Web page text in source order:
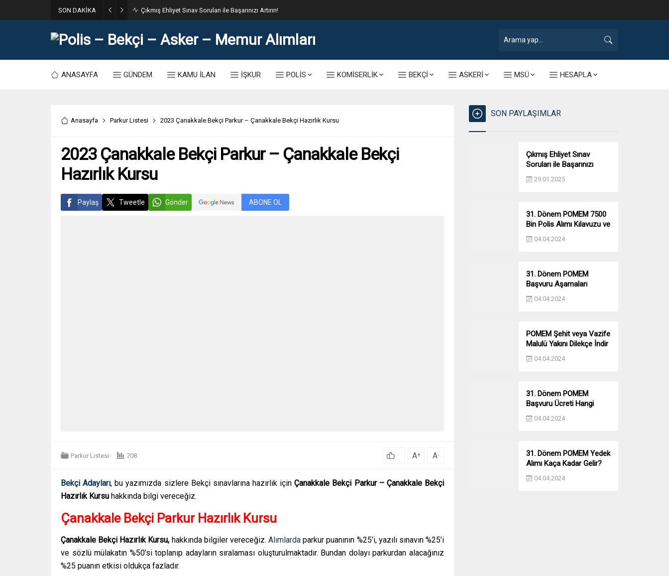
SON DAKİKA 31. Dönem POMEM 7500 Bin Polis Alımı Kılavuzu ve Başvuru Ekranı
ANASAYFA GÜNDEM KAMU İLAN İŞKUR POLİS KOMİSERLİK BEKÇİ ASKERİ MSÜ HESAPLA
Anasayfa Parkur Listesi 2023 Çanakkale Bekçi Parkur – Çanakkale Bekçi Hazırlık Kursu
2023 Çanakkale Bekçi Parkur – Çanakkale Bekçi
Hazırlık Kursu
Paylaş Tweetle Gönder ABONE OL
Parkur Listesi 708 A+ A-
Bekçi Adayları, bu yazımızda sizlere Bekçi sınavlarına hazırlık için Çanakkale Bekçi Parkur – Çanakkale Bekçi
Hazırlık Kursu hakkında bilgi vereceğiz.
Çanakkale Bekçi Parkur Hazırlık Kursu
Çanakkale Bekçi Hazırlık Kursu, hakkında bilgiler vereceğiz.Alımlarda parkur puanının %25’i, yazılı sınavın %25’i
ve sözlü mülakatın %50’si toplanıp adayların sıralaması oluşturulmaktadır. Bundan dolayı parkurdan alacağınız
%25 puanın etkisi oldukça fazladır.
SON PAYLAŞIMLAR
Çıkmış Ehliyet Sınav
Soruları ile Başarınızı
Artırın!
29.01.2025
31. Dönem POMEM 7500
Bin Polis Alımı Kılavuzu ve
Başvuru Ekranı
04.04.2024
31. Dönem POMEM
Başvuru Aşamaları
Nelerdir? Ön Sağlık –
Parkur – Mülakat
04.04.2024
POMEM Şehit veya Vazife
Malulü Yakını Dilekçe İndir
04.04.2024
31. Dönem POMEM
Başvuru Ücreti Hangi
Bankaya Yatırılacak?
04.04.2024
31. Dönem POMEM Yedek
Alımı Kaça Kadar Gelir?
Yıllara Göre Yedek Alımı
04.04.2024